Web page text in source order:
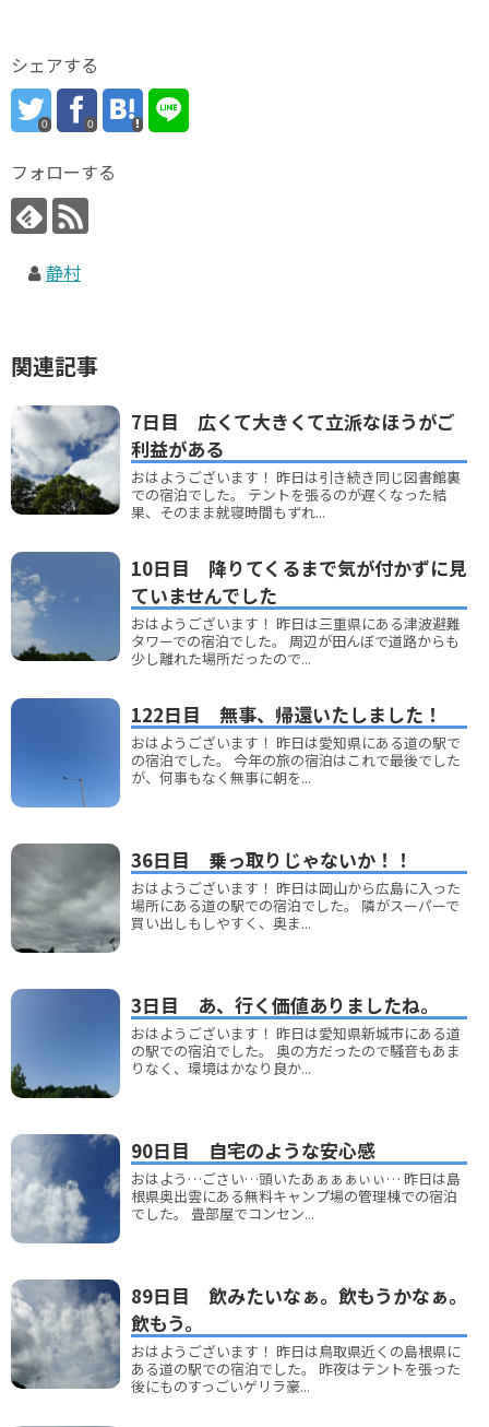
シェアする
0 0
フォローする
静村
関連記事
7日目 広くて大きくて立派なほうがご
利益がある
おはようございます！ 昨日は引き続き同じ図書館裏
での宿泊でした。 テントを張るのが遅くなった結
果、そのまま就寝時間もずれ...
10日目 降りてくるまで気が付かずに見
ていませんでした
おはようございます！ 昨日は三重県にある津波避難
タワーでの宿泊でした。 周辺が田んぼで道路からも
少し離れた場所だったので...
122日目 無事、帰還いたしました！
おはようございます！ 昨日は愛知県にある道の駅で
の宿泊でした。 今年の旅の宿泊はこれで最後でした
が、何事もなく無事に朝を...
36日目 乗っ取りじゃないか！！
おはようございます！ 昨日は岡山から広島に入った
場所にある道の駅での宿泊でした。 隣がスーパーで
買い出しもしやすく、奥ま...
3日目 あ、行く価値ありましたね。
おはようございます！ 昨日は愛知県新城市にある道
の駅での宿泊でした。 奥の方だったので騒音もあま
りなく、環境はかなり良か...
90日目 自宅のような安心感
おはよう…ごさい…頭いたあぁぁぁぃぃ… 昨日は島
根県奥出雲にある無料キャンプ場の管理棟での宿泊
でした。 畳部屋でコンセン...
89日目 飲みたいなぁ。飲もうかなぁ。
飲もう。
おはようございます！ 昨日は鳥取県近くの島根県に
ある道の駅での宿泊でした。 昨夜はテントを張った
後にものすっごいゲリラ豪...